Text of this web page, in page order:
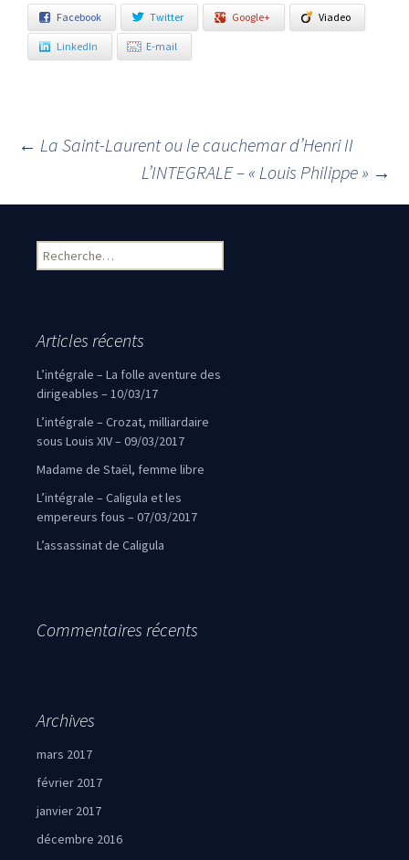
Facebook Twitter Google+ Viadeo
LinkedIn E-mail
Navigation des articles
← La Saint-Laurent ou le cauchemar d’Henri II
L’INTEGRALE – « Louis Philippe » →
Rechercher :
Articles récents
L’intégrale – La folle aventure des
dirigeables – 10/03/17
L’intégrale – Crozat, milliardaire
sous Louis XIV – 09/03/2017
Madame de Staël, femme libre
L’intégrale – Caligula et les
empereurs fous – 07/03/2017
L’assassinat de Caligula
Commentaires récents
Archives
mars 2017
février 2017
janvier 2017
décembre 2016